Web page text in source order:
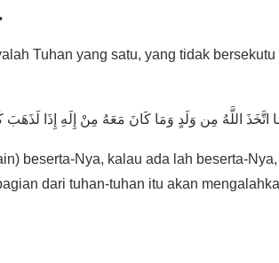
Tuhan yang satu, yang tidak bersekutu
beserta-Nya, kalau ada lah beserta-Nya,
dari tuhan-tuhan itu akan